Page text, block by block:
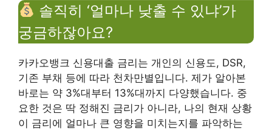
솔직히 ‘얼마나 낮출 수 있냐’가
궁금하잖아요?
카카오뱅크 신용대출 금리는 개인의 신용도, DSR,
기존 부채 등에 따라 천차만별입니다. 제가 알아본
바로는 약 3%대부터 13%대까지 다양했습니다. 중
요한 것은 딱 정해진 금리가 아니라, 나의 현재 상황
이 금리에 얼마나 큰 영향을 미치는지를 파악하는